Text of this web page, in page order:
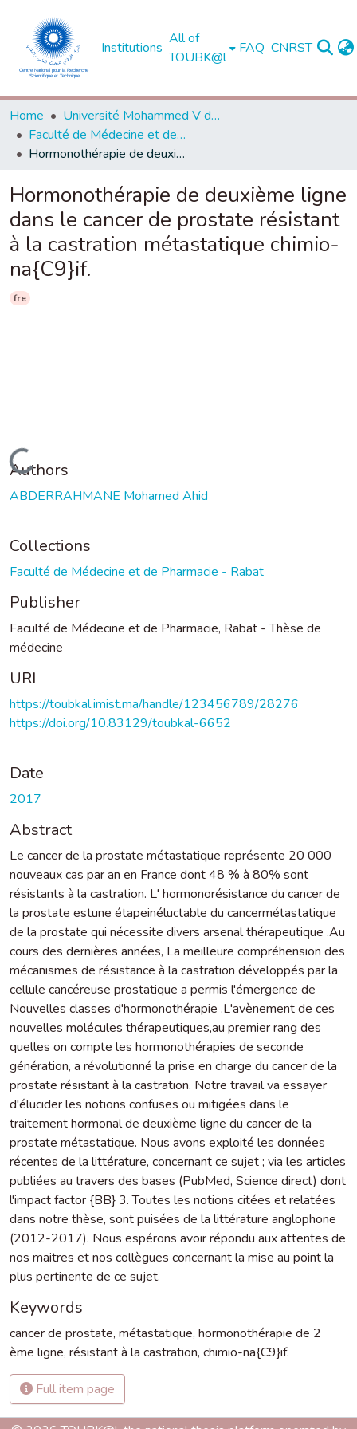
Institutions
All of
TOUBK@l
FAQ CNRST
Home
Université Mohammed V de Rabat
Faculté de Médecine et de Pharmacie - Rabat
Hormonothérapie de deuxième ligne dans le cancer de prostate résistant à la castration métastatique chimio-na{C9}if.
Hormonothérapie de deuxième ligne
dans le cancer de prostate résistant
à la castration métastatique chimio-
na{C9}if.
fre
Loading...
Authors
ABDERRAHMANE Mohamed Ahid
Collections
Faculté de Médecine et de Pharmacie - Rabat
Publisher
Faculté de Médecine et de Pharmacie, Rabat - Thèse de
médecine
URI
https://toubkal.imist.ma/handle/123456789/28276
https://doi.org/10.83129/toubkal-6652
Date
2017
Abstract
Le cancer de la prostate métastatique représente 20 000
nouveaux cas par an en France dont 48 % à 80% sont
résistants à la castration. L' hormonorésistance du cancer de
la prostate estune étapeinéluctable du cancermétastatique
de la prostate qui nécessite divers arsenal thérapeutique .Au
cours des dernières années, La meilleure compréhension des
mécanismes de résistance à la castration développés par la
cellule cancéreuse prostatique a permis l'émergence de
Nouvelles classes d'hormonothérapie .L'avènement de ces
nouvelles molécules thérapeutiques,au premier rang des
quelles on compte les hormonothérapies de seconde
génération, a révolutionné la prise en charge du cancer de la
prostate résistant à la castration. Notre travail va essayer
d'élucider les notions confuses ou mitigées dans le
traitement hormonal de deuxième ligne du cancer de la
prostate métastatique. Nous avons exploité les données
récentes de la littérature, concernant ce sujet ; via les articles
publiées au travers des bases (PubMed, Science direct) dont
l'impact factor {BB} 3. Toutes les notions citées et relatées
dans notre thèse, sont puisées de la littérature anglophone
(2012-2017). Nous espérons avoir répondu aux attentes de
nos maitres et nos collègues concernant la mise au point la
plus pertinente de ce sujet.
Keywords
cancer de prostate, métastatique, hormonothérapie de 2
ème ligne, résistant à la castration, chimio-na{C9}if.
Full item page